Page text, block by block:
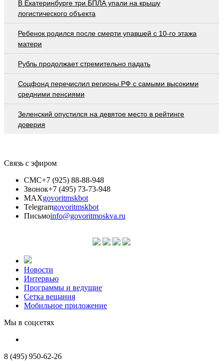
В Екатеринбурге три БПЛА упали на крышу
логистического объекта
Ребенок родился после смерти упавшей с 10-го этажа
матери
Рубль продолжает стремительно падать
Соцфонд перечислил регионы РФ с самыми высокими
средними пенсиями
Зеленский опустился на девятое место в рейтинге
доверия
Связь с эфиром
СМС+7 (925) 88-88-948
Звонок+7 (495) 73-73-948
MAXgovoritmskbot
Telegramgovoritmskbot
Письмоinfo@govoritmoskva.ru
Новости
Интервью
Программы и ведущие
Сетка вещания
Мобильное приложение
Мы в соцсетях
8 (495) 950-62-26